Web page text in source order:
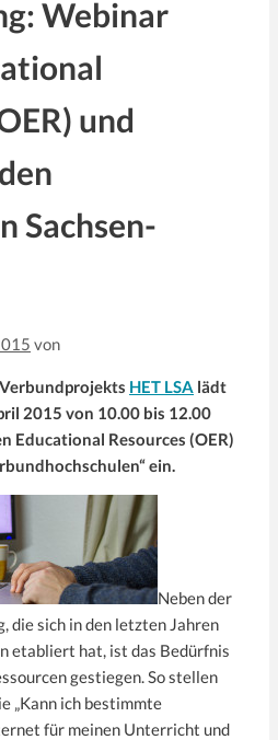
Webinar
und
Sachsen-
von
HET LSA lädt
2015 von 10.00 bis 12.00
Educational Resources (OER)
ein.
Neben der
die sich in den letzten Jahren
etabliert hat, ist das Bedürfnis
gestiegen. So stellen
„Kann ich bestimmte
für meinen Unterricht und